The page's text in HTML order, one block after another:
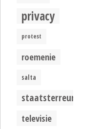
privacy
protest
roemenie
salta
staatsterreur
televisie